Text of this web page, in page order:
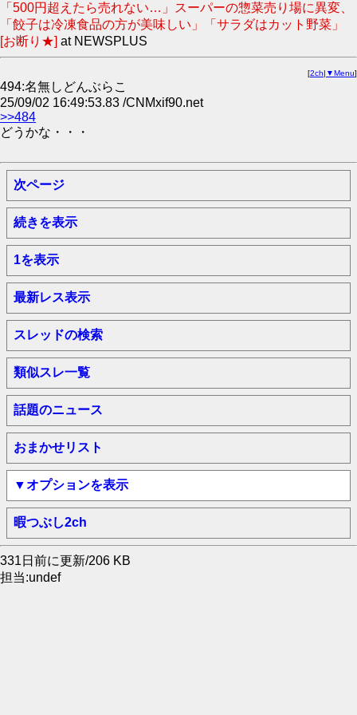
「500円超えたら売れない…」スーパーの惣菜売り場に異変、
「餃子は冷凍食品の方が美味しい」「サラダはカット野菜」
[お断り★] at NEWSPLUS
[2ch| ▼Menu]
494:名無しどんぶらこ
25/09/02 16:49:53.83 /CNMxif90.net
>>484
どうかな・・・
次ページ
続きを表示
1を表示
最新レス表示
スレッドの検索
類似スレ一覧
話題のニュース
おまかせリスト
▼オプションを表示
暇つぶし2ch
331日前に更新/206 KB
担当:undef